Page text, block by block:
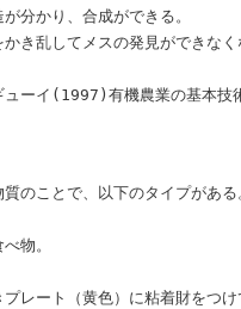
分かり、合成ができる。
き乱してメスの発見ができな
のことで、以下のタイプがある
物。
レート（黄色）に粘着財をつ